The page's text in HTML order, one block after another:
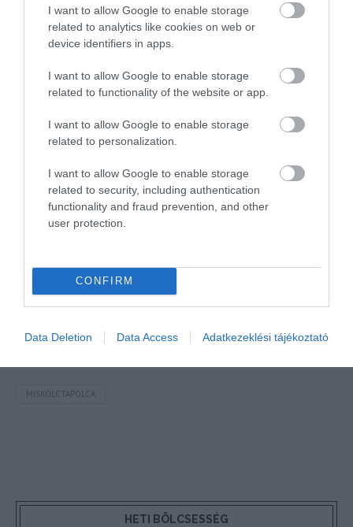
I want to allow Google to enable storage
related to analytics like cookies on web or
device identifiers in apps.
I want to allow Google to enable storage
related to functionality of the website or app.
I want to allow Google to enable storage
related to personalization.
I want to allow Google to enable storage
related to security, including authentication
functionality and fraud prevention, and other
user protection.
CONFIRM
Data Deletion Data Access Adatkezeklési tájékoztató
elsőként értesülhetsz fürdős eseményekről sok-sok
külföldi és belföldi utazós témával együtt, vagy
iratkozz fel a hírlevélre.
Fürdőbaráti üdvözlettel,
forrás:minap.hu
miskolc.hu
Támogatásoddalhozzájárulhatsz, hogy további
hasznos és egyre minőségibb tartalmakat tehessek
közzé. Hálás köszönet érte, ha méltónak találod rá a
Megosztás
Kérem nap végén az aznapi friss cikkeket!
MISKOLCTAPOLCA
HETI BÖLCSESSÉG